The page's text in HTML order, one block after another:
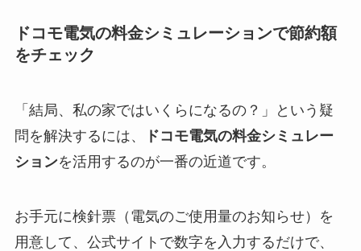
ドコモ電気の料金シミュレーションで節約額
をチェック
「結局、私の家ではいくらになるの？」という疑
問を解決するには、
ドコモ電気の料金シミュレー
ションを活用するのが一番の近道です。
お手元に検針票（電気のご使用量のお知らせ）を
用意して、公式サイトで数字を入力するだけで、